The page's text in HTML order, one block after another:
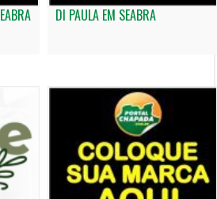
DI PAULA EM SEABRA